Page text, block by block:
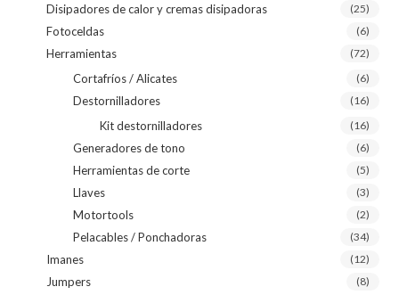
Disipadores de calor y cremas disipadoras (25)
Fotoceldas (6)
Herramientas (72)
Cortafríos / Alicates (6)
Destornilladores (16)
Kit destornilladores (16)
Generadores de tono (6)
Herramientas de corte (5)
Llaves (3)
Motortools (2)
Pelacables / Ponchadoras (34)
Imanes (12)
Jumpers (8)